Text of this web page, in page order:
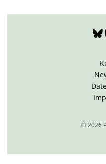
© 2026